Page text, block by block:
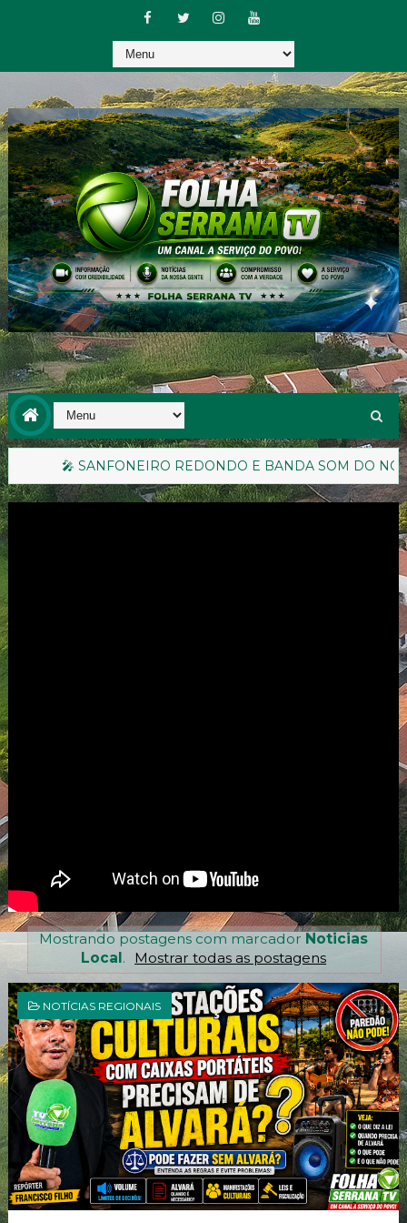
REDONDO E BANDA SOM DO NORTE RETORNAM
Mostrando postagens com marcador Noticias
Local . Mostrar todas as postagens
NOTÍCIAS REGIONAIS